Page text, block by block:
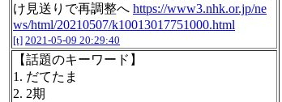
け見送りで再調整へ https://www3.nhk.or.jp/ne
ws/html/20210507/k10013017751000.html
[t] 2021-05-09 20:29:40
【話題のキーワード】
1. だてたま
2. 2期